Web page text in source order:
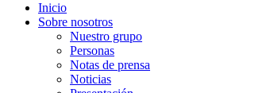
Inicio
Sobre nosotros
Nuestro grupo
Personas
Notas de prensa
Noticias